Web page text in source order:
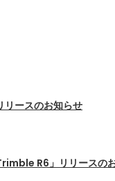
ースのお知らせ
R6」リリースの